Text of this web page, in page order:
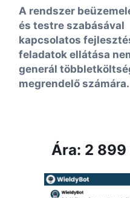
A rendszer
és testre szabásával
kapcsolatos
feladatok ellátása
generál
megrendelő számára.
Ára: 2